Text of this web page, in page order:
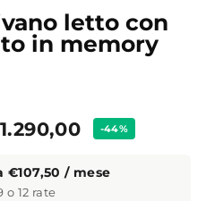
letto con
in memory
-44%
€107,50 / mese
o 12 rate